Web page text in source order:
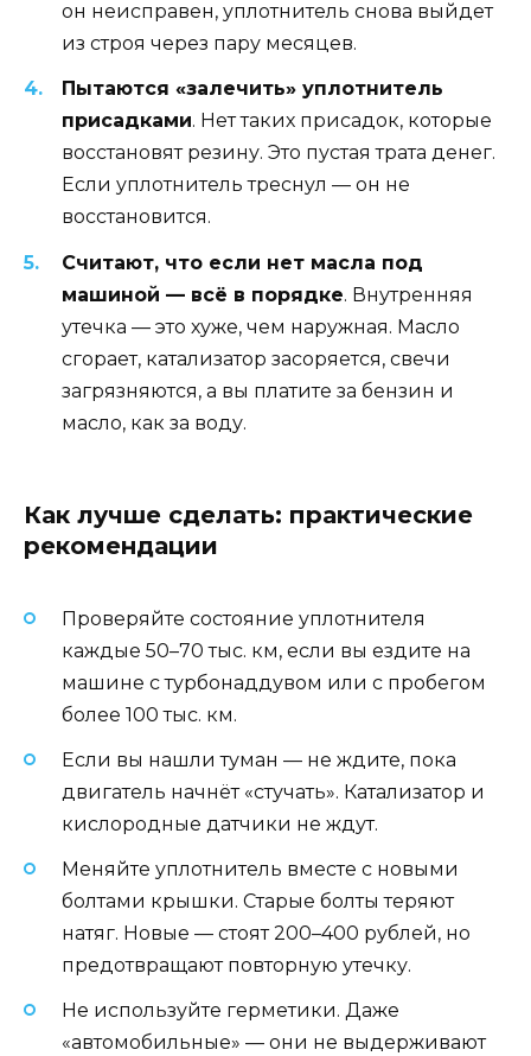
он неисправен, уплотнитель снова выйдет
из строя через пару месяцев.
Пытаются «залечить» уплотнитель
присадками. Нет таких присадок, которые
восстановят резину. Это пустая трата денег.
Если уплотнитель треснул — он не
восстановится.
Считают, что если нет масла под
машиной — всё в порядке. Внутренняя
утечка — это хуже, чем наружная. Масло
сгорает, катализатор засоряется, свечи
загрязняются, а вы платите за бензин и
масло, как за воду.
Как лучше сделать: практические
рекомендации
Проверяйте состояние уплотнителя
каждые 50–70 тыс. км, если вы ездите на
машине с турбонаддувом или с пробегом
более 100 тыс. км.
Если вы нашли туман — не ждите, пока
двигатель начнёт «стучать». Катализатор и
кислородные датчики не ждут.
Меняйте уплотнитель вместе с новыми
болтами крышки. Старые болты теряют
натяг. Новые — стоят 200–400 рублей, но
предотвращают повторную утечку.
Не используйте герметики. Даже
«автомобильные» — они не выдерживают